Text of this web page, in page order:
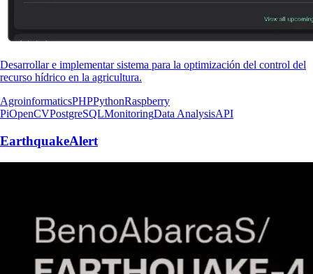
Desarrollar e implementar sistema para la optimización del control del
recurso hídrico en la agricultura.
AgroinformaticsPHPPythonRaspberry
PiOpenCVPostgreSQLMonitoringData AnalysisAPI
EarthquakeAlert